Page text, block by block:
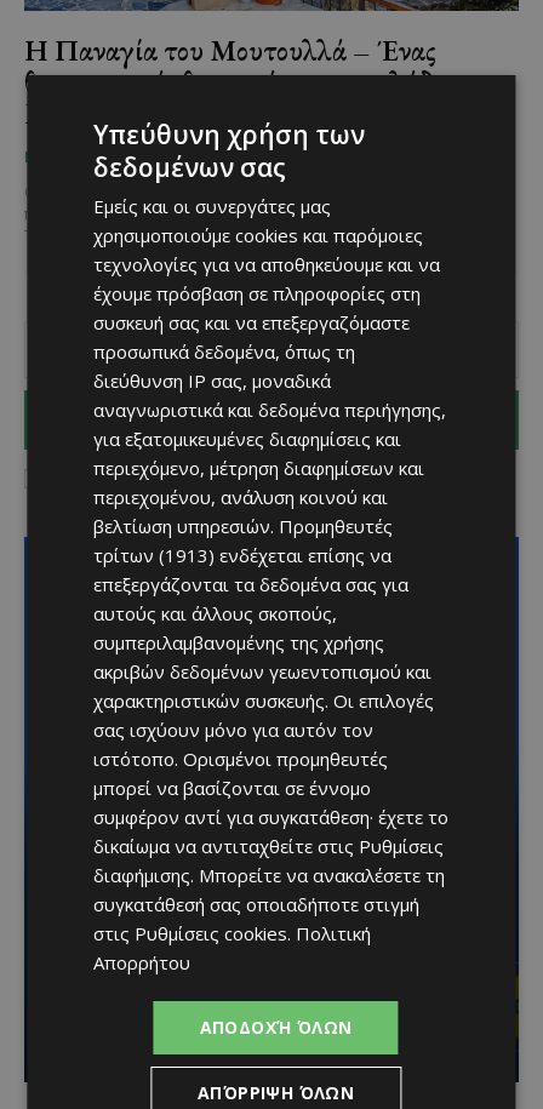
Η Παναγία του Μουτουλλά – Ένας
θρησκευτικός θησαυρός στην κοιλάδα της
Μαραθάσας
ΜΈΝΟΥΜΕ ΚΎΠΡΟ
Ο Μουτουλλάς της Επαρχίας Λευκωσίας, είναι ένα ορεινό χωριό
που βρίσκεται στην κοιλάδα της Μαραθάσας στις πλαγιές του
Τροόδους. Πρόκειται για μία πανέμορφη κοινότητα,...
I WANT IN
I've read and accept thePrivacy Policy.
Διεθνώς αναγνωρισμένα
κρασιά στην κορυφαία
σχέση ποιότητας-τιμής
από τη Lidl Κύπρου
G_papadopoulos - August 6, 2026
Υπεύθυνη χρήση των
δεδομένων σας
Εμείς και οι συνεργάτες μας
χρησιμοποιούμε cookies και παρόμοιες
τεχνολογίες για να αποθηκεύουμε και να
έχουμε πρόσβαση σε πληροφορίες στη
συσκευή σας και να επεξεργαζόμαστε
προσωπικά δεδομένα, όπως τη
διεύθυνση IP σας, μοναδικά
αναγνωριστικά και δεδομένα περιήγησης,
για εξατομικευμένες διαφημίσεις και
περιεχόμενο, μέτρηση διαφημίσεων και
περιεχομένου, ανάλυση κοινού και
βελτίωση υπηρεσιών. Προμηθευτές
τρίτων (1913) ενδέχεται επίσης να
επεξεργάζονται τα δεδομένα σας για
αυτούς και άλλους σκοπούς,
συμπεριλαμβανομένης της χρήσης
ακριβών δεδομένων γεωεντοπισμού και
χαρακτηριστικών συσκευής. Οι επιλογές
σας ισχύουν μόνο για αυτόν τον
ιστότοπο. Ορισμένοι προμηθευτές
μπορεί να βασίζονται σε έννομο
συμφέρον αντί για συγκατάθεση· έχετε το
δικαίωμα να αντιταχθείτε στις Ρυθμίσεις
διαφήμισης. Μπορείτε να ανακαλέσετε τη
συγκατάθεσή σας οποιαδήποτε στιγμή
στις Ρυθμίσεις cookies. Πολιτική
Απορρήτου
ΑΠΟΔΟΧΉ ΌΛΩΝ
ΑΠΌΡΡΙΨΗ ΌΛΩΝ